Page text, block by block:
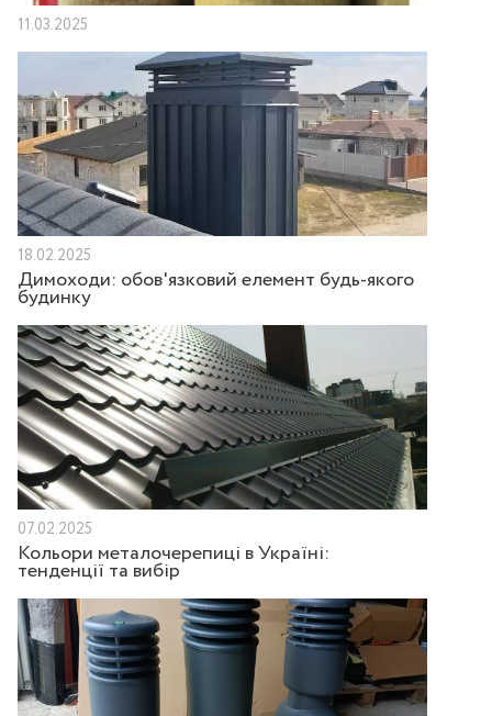
11.03.2025
18.02.2025
Димоходи: обов'язковий елемент будь-якого
будинку
07.02.2025
Кольори металочерепиці в Україні:
тенденції та вибір